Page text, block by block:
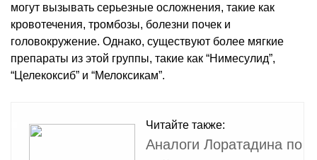
могут вызывать серьезные осложнения, такие как
кровотечения, тромбозы, болезни почек и
головокружение. Однако, существуют более мягкие
препараты из этой группы, такие как “Нимесулид”,
“Целекоксиб” и “Мелоксикам”.
Читайте также:
Аналоги Лоратадина по